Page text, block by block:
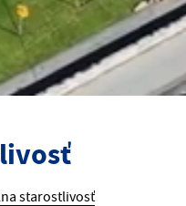
starostlivosť